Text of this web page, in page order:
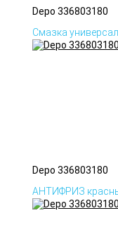
Depo 336803180
Смазка
Depo 336803180
АНТИФРИЗ